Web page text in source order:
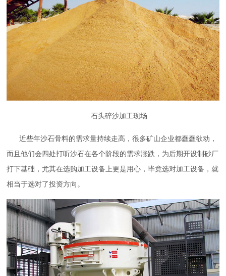
石头碎沙加工现场
近些年沙石骨料的需求量持续走高，很多矿山企业都蠢蠢欲动，
而且他们会四处打听沙石在各个阶段的需求涨跌，为后期开设制砂厂
打下基础，尤其在选购加工设备上更是用心，毕竟选对加工设备，就
相当于选对了投资方向。